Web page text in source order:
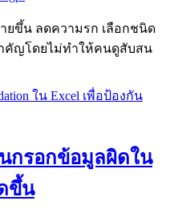
ยขึ้น ลดความรก เลือกชนิด
คัญโดยไม่ทำให้คนดูสับสน
กรอกข้อมูลผิดใน
ขึ้น